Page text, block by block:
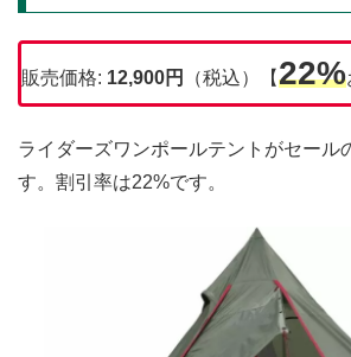
販売価格: 12,900円 （税込）【22%
ライダーズワンポールテントがセール
す。割引率は22%です。